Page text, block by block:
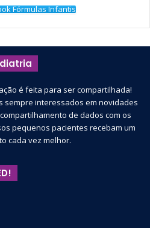
AGORA B3
BALCÃO)
são negociadas ações e
valores brasileira, a maior da
do mundo.
do sistema chamado
abolidas as negociações
Fórmulas Infantis
é feita para ser compartilhada!
sempre interessados em novidades
de dados com os
pequenos pacientes recebam um
cada vez melhor.